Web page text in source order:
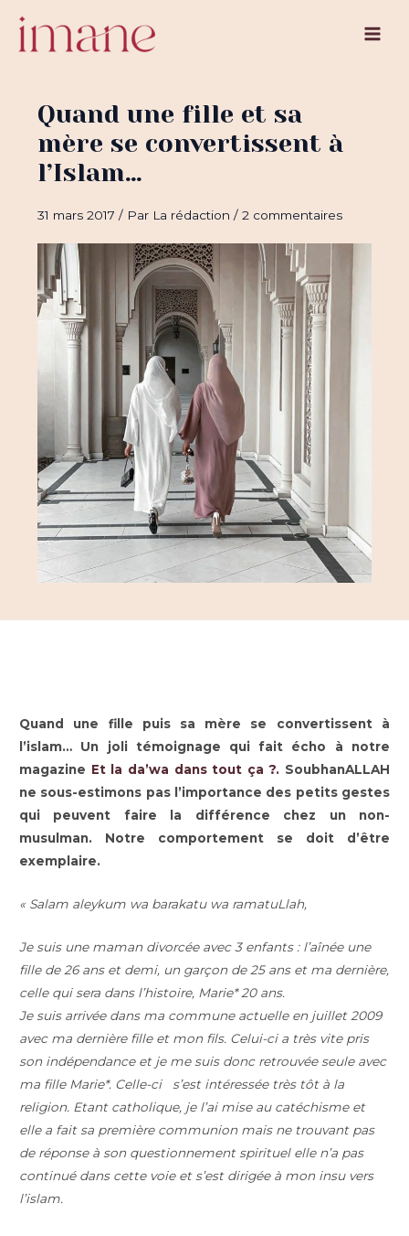
contenu
Main
Quand une fille et sa
mère se convertissent à
l’Islam…
31 mars 2017/ Par La rédaction/2 commentaires
Quand une fille puis sa mère se convertissent à
l’islam… Un joli témoignage qui fait écho à notre
magazine Et la da’wa dans tout ça ?. SoubhanALLAH
ne sous-estimons pas l’importance des petits gestes
qui peuvent faire la différence chez un non-
musulman. Notre comportement se doit d’être
exemplaire.
« Salam aleykum wa barakatu wa ramatuLlah,
Je suis une maman divorcée avec 3 enfants : l’aînée une
fille de 26 ans et demi, un garçon de 25 ans et ma dernière,
celle qui sera dans l’histoire, Marie* 20 ans.
Je suis arrivée dans ma commune actuelle en juillet 2009
avec ma dernière fille et mon fils. Celui-ci a très vite pris
son indépendance et je me suis donc retrouvée seule avec
ma fille Marie*. Celle-ci s’est intéressée très tôt à la
religion. Etant catholique, je l’ai mise au catéchisme et
elle a fait sa première communion mais ne trouvant pas
de réponse à son questionnement spirituel elle n’a pas
continué dans cette voie et s’est dirigée à mon insu vers
l’islam.